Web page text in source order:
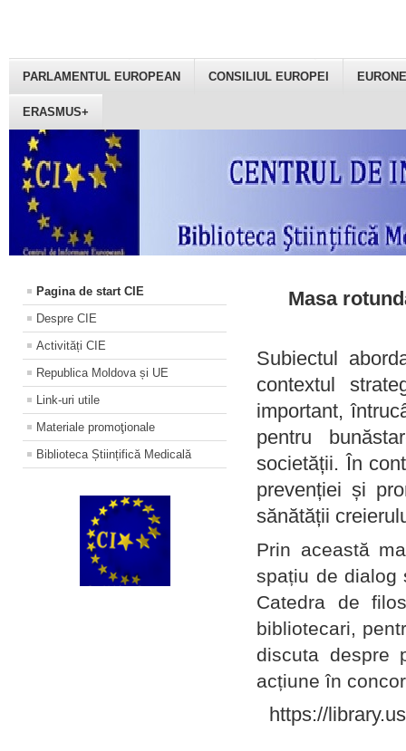
PARLAMENTUL EUROPEAN CONSILIUL EUROPEI
ERASMUS+
Pagina de start CIE
Despre CIE
Activități CIE
Republica Moldova și UE
Link-uri utile
Materiale promoţionale
Biblioteca Științifică Medicală
Masa
Subiectul
contextul
important,
pentru
societății. În
prevenției și
sănătății
Prin această
spațiu de dialog
Catedra de
bibliotecari,
discuta despre
acțiune în
https://